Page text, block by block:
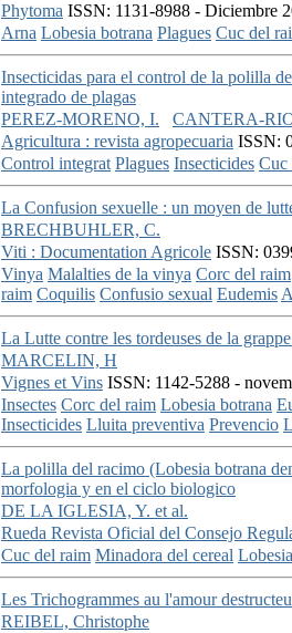
Phytoma ISSN: 1131-8988 - Diciembre
Arna Lobesia botrana Plagues Cuc del
Insecticidas para el control de la polilla
integrado de plagas
PEREZ-MORENO, I.
CANTERA-
Agricultura : revista agropecuaria ISSN:
Control integrat Plagues Insecticides Cuc
La Confusion sexuelle : un moyen de
BRECHBUHLER, C.
Viti : Documentation Agricole ISSN:
Vinya Malalties de la vinya Corc del raim
raim Coquilis Confusio sexual Eudemis
La Lutte contre les tordeuses de la
MARCELIN, H
Vignes et Vins ISSN: 1142-5288 -
Insectes Corc del raim Lobesia botrana
Insecticides Lluita preventiva Prevencio
La polilla del racimo (Lobesia botrana
morfologia y en el ciclo biologico
DE LA IGLESIA, Y. et al.
Rueda Revista Oficial del Consejo
Cuc del raim Minadora del cereal
Les Trichogrammes au l'amour
REIBEL, Christophe